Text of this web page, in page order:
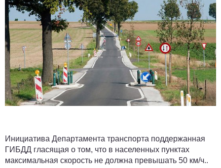
Инициатива Департамента транспорта поддержанная
ГИБДД гласящая о том, что в населенных пунктах
максимальная скорость не должна превышать 50 км/ч..